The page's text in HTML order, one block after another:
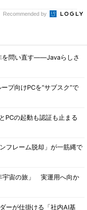
Recommended by
を問い直す――Javaらしさ
プ向けPCを“サブスク”で
の起動も認証も止まる
フレーム脱却」が一筋縄で
宇宙の旅」 実運用へ向か
ーが仕掛ける「社内AI基